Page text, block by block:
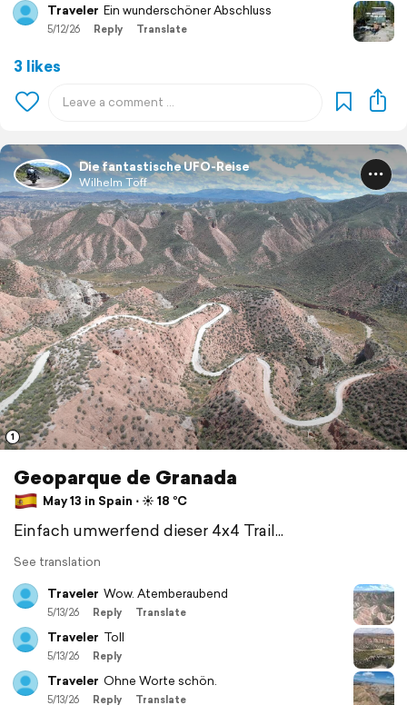
Traveler Ein wunderschöner Abschluss
5/12/26 Reply Translate
3 likes
Die fantastische UFO-Reise
Wilhelm Töff
1
Geoparque de Granada
May 13 in Spain ⋅ ☀️ 18 °C
Einfach umwerfend dieser 4x4 Trail...
See translation
Traveler Wow. Atemberaubend
5/13/26 Reply Translate
Traveler Toll
5/13/26 Reply
Traveler Ohne Worte schön.
5/13/26 Reply Translate